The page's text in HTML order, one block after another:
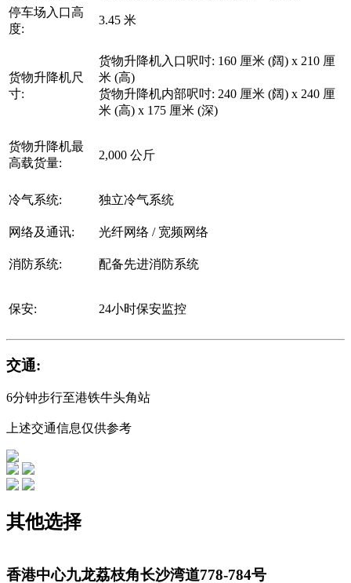
停车场入口高
度:
3.45 米
货物升降机尺
寸:
货物升降机入口呎吋: 160 厘米 (阔) x 210 厘
米 (高)
货物升降机内部呎吋: 240 厘米 (阔) x 240 厘
米 (高) x 175 厘米 (深)
货物升降机最
高载货量:
2,000 公斤
冷气系统: 独立冷气系统
网络及通讯: 光纤网络 / 宽频网络
消防系统: 配备先进消防系统
保安: 24小时保安监控
交通:
6分钟步行至港铁牛头角站
上述交通信息仅供参考
其他选择
香港中心九龙荔枝角长沙湾道778-784号